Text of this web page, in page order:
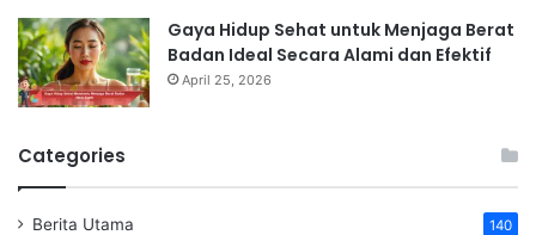
Gaya Hidup Sehat untuk Menjaga Berat
Badan Ideal Secara Alami dan Efektif
April 25, 2026
Categories
Berita Utama 140